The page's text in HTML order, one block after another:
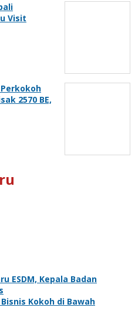
Visit
2570 BE,
ESDM, Kepala Badan
Kokoh di Bawah